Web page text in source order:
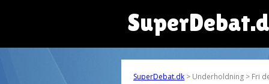
SuperDebat.dk > Underholdning > Fri